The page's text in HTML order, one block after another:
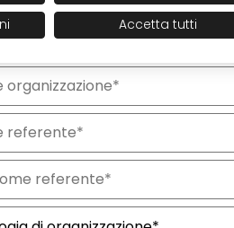
commerciale
referente
di organizzazione
di interesse
email istituzionale*
istituzionale Accetta tutti